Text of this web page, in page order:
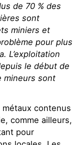
de 70 % des
sont
miniers et
pour plus
L’exploitation
le début de
mineurs sont
métaux contenus
comme ailleurs,
pour